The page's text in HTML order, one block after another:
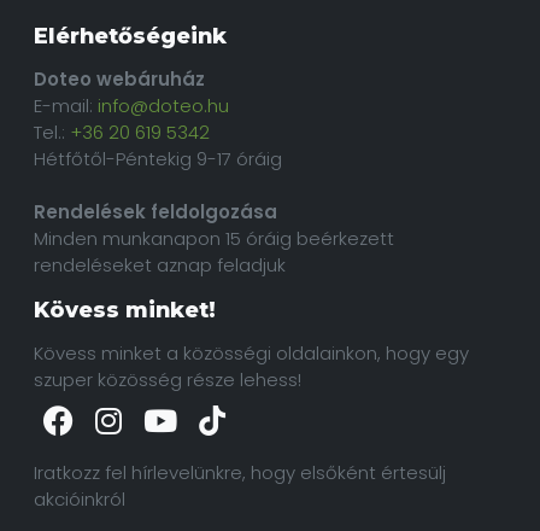
Elérhetőségeink
Doteo webáruház
E-mail: info@doteo.hu
Tel.: +36 20 619 5342
Hétfőtől-Péntekig 9-17 óráig
Rendelések feldolgozása
Minden munkanapon 15 óráig beérkezett
rendeléseket aznap feladjuk
Kövess minket!
Kövess minket a közösségi oldalainkon, hogy egy
szuper közösség része lehess!
Iratkozz fel hírlevelünkre, hogy elsőként értesülj
akcióinkról